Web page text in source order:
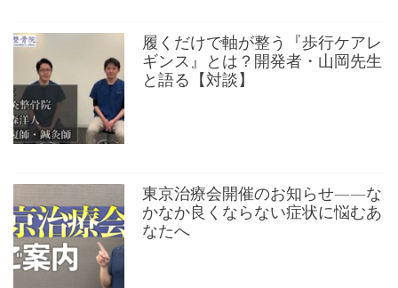
履くだけで軸が整う『歩行ケアレ
ギンス』とは？開発者・山岡先生
と語る【対談】
東京治療会開催のお知らせ——な
かなか良くならない症状に悩むあ
なたへ